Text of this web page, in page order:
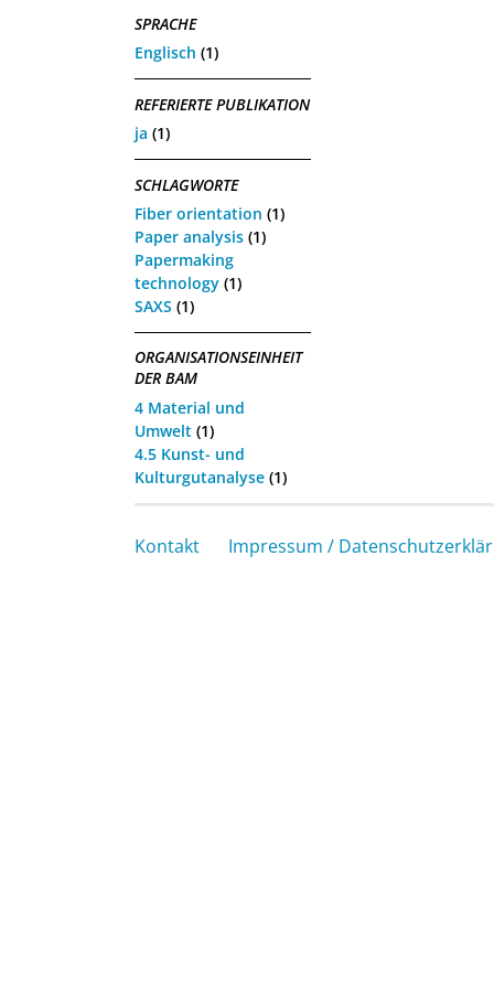
SPRACHE
Englisch (1)
REFERIERTE PUBLIKATION
ja (1)
SCHLAGWORTE
Fiber orientation (1)
Paper analysis (1)
Papermaking
technology (1)
SAXS (1)
ORGANISATIONSEINHEIT
DER BAM
4 Material und
Umwelt (1)
4.5 Kunst- und
Kulturgutanalyse (1)
Kontakt Impressum /